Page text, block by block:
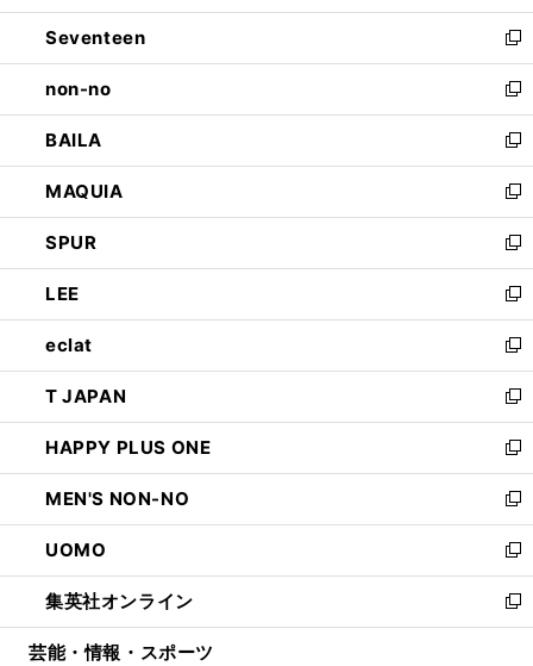
開
く
ウ
で
開
く
ン
ド
ウ
で
開
く
Seventeen
新
し
い
ウ
ィ
ン
ド
ウ
で
開
く
non-no
新
し
い
ウ
ィ
ン
ド
ウ
で
開
く
BAILA
新
し
い
ウ
ィ
ン
ド
ウ
で
開
く
MAQUIA
新
し
い
ウ
ィ
ン
ド
ウ
で
開
く
SPUR
新
し
い
ウ
ィ
ン
ド
ウ
で
開
く
LEE
新
し
い
ウ
ィ
ン
ド
ウ
で
開
く
eclat
新
し
い
ウ
ィ
ン
ド
ウ
で
開
く
T JAPAN
新
し
い
ウ
ィ
ン
ド
ウ
で
開
HAPPY PLUS ONE
新
し
い
ウ
ィ
ン
ド
ウ
MEN'S NON-NO
新
し
い
ウ
ィ
ン
UOMO
新
し
い
ウ
集英社オンライン
新
し
芸能・情報・スポーツ